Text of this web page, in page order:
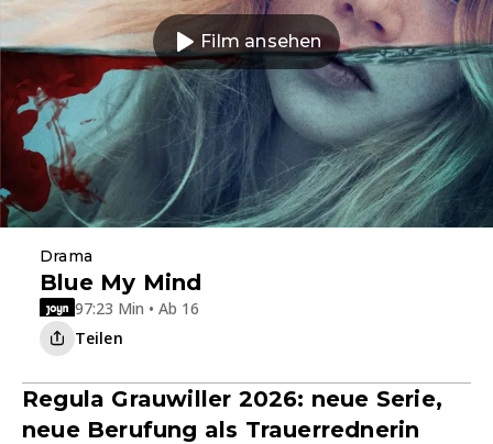
Film ansehen
Drama
Blue My Mind
97:23 Min • Ab 16
Teilen
Regula Grauwiller 2026: neue Serie,
neue Berufung als Trauerrednerin